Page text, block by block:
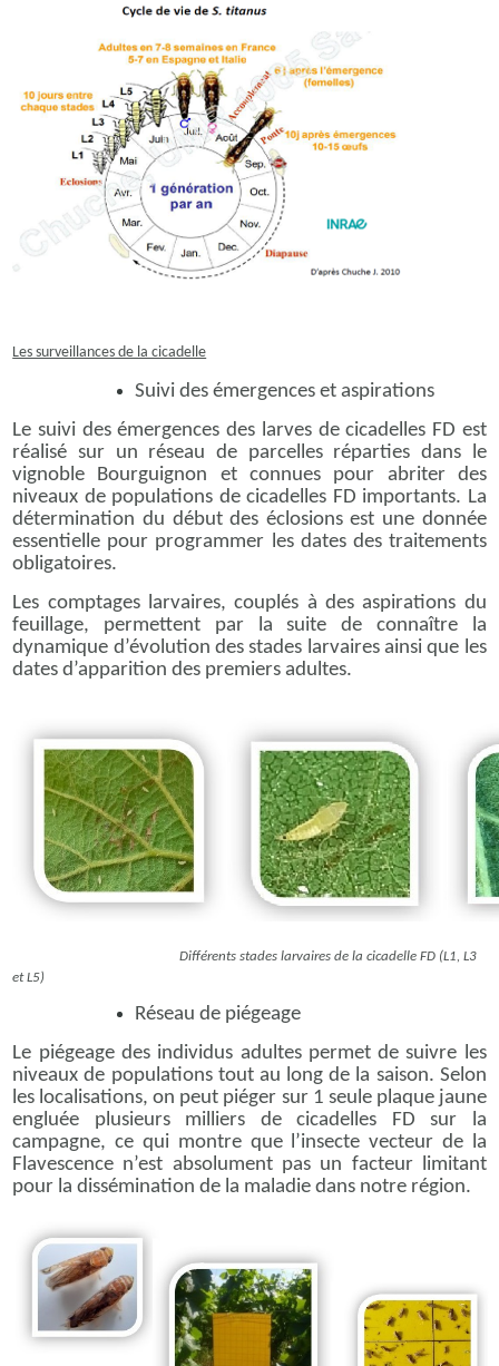
Les surveillances de la cicadelle
Suivi des émergences et aspirations
Le suivi des émergences des larves de cicadelles FD est
réalisé sur un réseau de parcelles réparties dans le
vignoble Bourguignon et connues pour abriter des
niveaux de populations de cicadelles FD importants. La
détermination du début des éclosions est une donnée
essentielle pour programmer les dates des traitements
obligatoires.
Les comptages larvaires, couplés à des aspirations du
feuillage, permettent par la suite de connaître la
dynamique d’évolution des stades larvaires ainsi que les
dates d’apparition des premiers adultes.
Différents stades larvaires de la cicadelle FD (L1, L3
et L5)
Réseau de piégeage
Le piégeage des individus adultes permet de suivre les
niveaux de populations tout au long de la saison. Selon
les localisations, on peut piéger sur 1 seule plaque jaune
engluée plusieurs milliers de cicadelles FD sur la
campagne, ce qui montre que l’insecte vecteur de la
Flavescence n’est absolument pas un facteur limitant
pour la dissémination de la maladie dans notre région.